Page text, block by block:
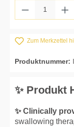
Produkt
Zum Merkzettel
Produktnummer:
✨ Produkt
✨ Clinically
swallowing